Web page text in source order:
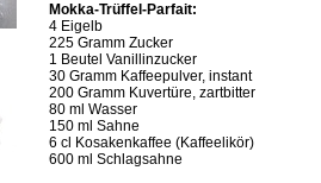
Mokka-Trüffel-Parfait:
4 Eigelb
225 Gramm Zucker
1 Beutel Vanillinzucker
30 Gramm Kaffeepulver, instant
200 Gramm Kuvertüre, zartbitter
80 ml Wasser
150 ml Sahne
6 cl Kosakenkaffee (Kaffeelikör)
600 ml Schlagsahne